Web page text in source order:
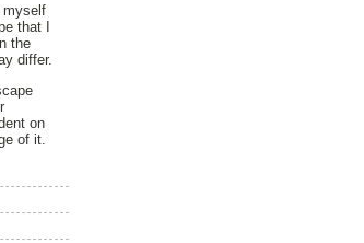
myself
that I
the
differ.
on
of it.